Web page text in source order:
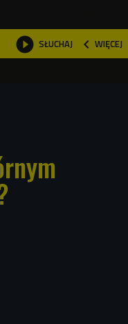
 SŁUCHAJ  WIĘCEJ
